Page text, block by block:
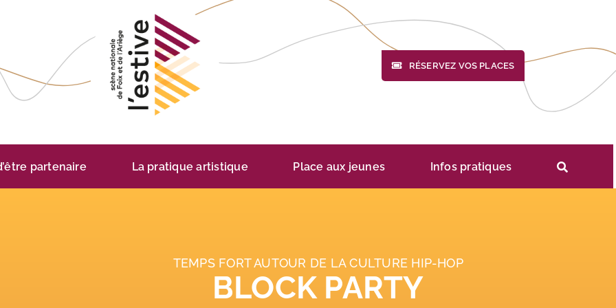
RÉSERVEZ VOS PLACES
partenaire La pratique artistique Place aux jeunes Infos pratiques
TEMPS FORT AUTOUR DE LA CULTURE HIP-HOP
BLOCK PARTY